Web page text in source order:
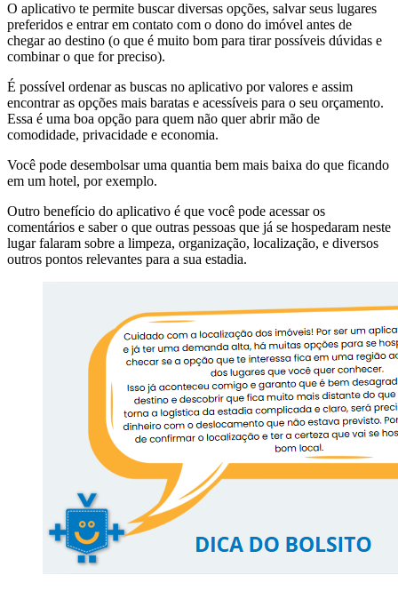
O aplicativo te permite buscar diversas opções, salvar seus lugares
preferidos e entrar em contato com o dono do imóvel antes de
chegar ao destino (o que é muito bom para tirar possíveis dúvidas e
combinar o que for preciso).
É possível ordenar as buscas no aplicativo por valores e assim
encontrar as opções mais baratas e acessíveis para o seu orçamento.
Essa é uma boa opção para quem não quer abrir mão de
comodidade, privacidade e economia.
Você pode desembolsar uma quantia bem mais baixa do que ficando
em um hotel, por exemplo.
Outro benefício do aplicativo é que você pode acessar os
comentários e saber o que outras pessoas que já se hospedaram neste
lugar falaram sobre a limpeza, organização, localização, e diversos
outros pontos relevantes para a sua estadia.